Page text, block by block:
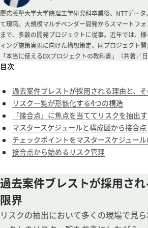
慶応義塾大学大学院理工学研究科卒業後、NTTデー
て現職。大規模マルチベンダー開発からスマートフ
まで、多数の開発プロジェクトに従事。近年では、
ィング施策実現に向けた構想策定、同プロジェクト
「本当に使えるDXプロジェクトの教科書」（共著／日
目次
過去案件ブレストが採用される理由と、
リスク一覧が形骸化する4つの構造
「接合点」に焦点を当ててリスクを抽出
マスタースケジュールと構成図から接合
チェックポイントをマスタースケジュー
接合点から始めるリスク管理
過去案件ブレストが採用さ
限界
リスクの抽出において多くの現場で見